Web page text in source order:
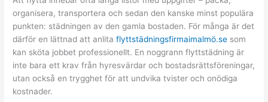
brådskar
organisera, transportera och sedan den kanske minst populära
punkten: städningen av den gamla bostaden. För många är det
därför en lättnad att anlitaflyttstädningsfirmaimalmö.se som
kan sköta jobbet professionellt. En noggrann flyttstädning är
inte bara ett krav från hyresvärdar och bostadsrättsföreningar,
utan också en trygghet för att undvika tvister och onödiga
kostnader.